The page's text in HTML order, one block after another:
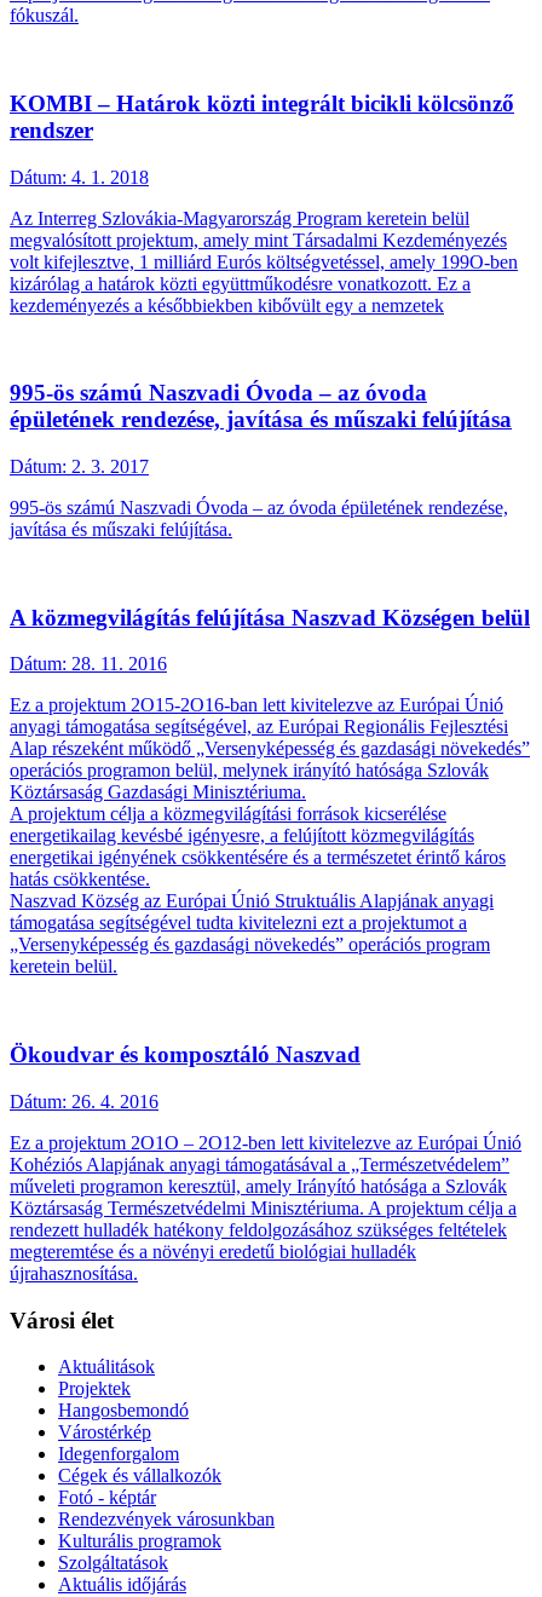
fókuszál.
KOMBI – Határok közti integrált bicikli kölcsönző
rendszer
Dátum: 4. 1. 2018
Az Interreg Szlovákia-Magyarország Program keretein belül
megvalósított projektum, amely mint Társadalmi Kezdeményezés
volt kifejlesztve, 1 milliárd Eurós költségvetéssel, amely 199O-ben
kizárólag a határok közti együttműkodésre vonatkozott. Ez a
kezdeményezés a későbbiekben kibővült egy a nemzetek
995-ös számú Naszvadi Óvoda – az óvoda
épületének rendezése, javítása és műszaki felújítása
Dátum: 2. 3. 2017
995-ös számú Naszvadi Óvoda – az óvoda épületének rendezése,
javítása és műszaki felújítása.
A közmegvilágítás felújítása Naszvad Községen belül
Dátum: 28. 11. 2016
Ez a projektum 2O15-2O16-ban lett kivitelezve az Európai Únió
anyagi támogatása segítségével, az Európai Regionális Fejlesztési
Alap részeként működő „Versenyképesség és gazdasági növekedés”
operációs programon belül, melynek irányító hatósága Szlovák
Köztársaság Gazdasági Minisztériuma.
A projektum célja a közmegvilágítási források kicserélése
energetikailag kevésbé igényesre, a felújított közmegvilágítás
energetikai igényének csökkentésére és a természetet érintő káros
hatás csökkentése.
Naszvad Község az Európai Únió Struktuális Alapjának anyagi
támogatása segítségével tudta kivitelezni ezt a projektumot a
„Versenyképesség és gazdasági növekedés” operációs program
keretein belül.
Ökoudvar és komposztáló Naszvad
Dátum: 26. 4. 2016
Ez a projektum 2O1O – 2O12-ben lett kivitelezve az Európai Únió
Kohéziós Alapjának anyagi támogatásával a „Természetvédelem”
műveleti programon keresztül, amely Irányító hatósága a Szlovák
Köztársaság Természetvédelmi Minisztériuma. A projektum célja a
rendezett hulladék hatékony feldolgozásához szükséges feltételek
megteremtése és a növényi eredetű biológiai hulladék
újrahasznosítása.
Városi élet
Aktuálitások
Projektek
Hangosbemondó
Várostérkép
Idegenforgalom
Cégek és vállalkozók
Fotó - képtár
Rendezvények városunkban
Kulturális programok
Szolgáltatások
Aktuális időjárás